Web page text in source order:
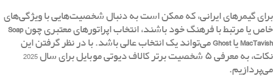
برای گیمرهای ایرانی، که ممکن است به دنبال شخصیت‌هایی با ویژگی‌های
خاص یا مرتبط با فرهنگ خود باشند، انتخاب اپراتورهای معتبری چونSoap
MacTavishیاGhostمی‌تواند یک انتخاب عالی باشد. با در نظر گرفتن این
نکات، به معرفی ۵ شخصیت برتر کالاف دیوتی موبایل برای سال 2025
می‌پردازیم.